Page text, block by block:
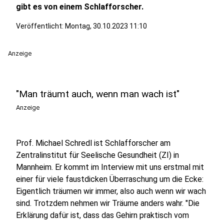
gibt es von einem Schlafforscher.
Veröffentlicht: Montag, 30.10.2023 11:10
Anzeige
"Man träumt auch, wenn man wach ist"
Anzeige
Prof. Michael Schredl ist Schlafforscher am
Zentralinstitut für Seelische Gesundheit (ZI) in
Mannheim. Er kommt im Interview mit uns erstmal mit
einer für viele faustdicken Überraschung um die Ecke:
Eigentlich träumen wir immer, also auch wenn wir wach
sind. Trotzdem nehmen wir Träume anders wahr. "Die
Erklärung dafür ist, dass das Gehirn praktisch vom